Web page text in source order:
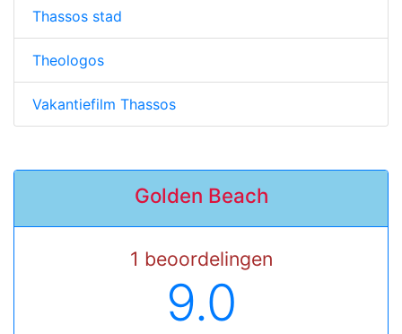
Thassos stad
Theologos
Vakantiefilm Thassos
Golden Beach
1 beoordelingen
9.0